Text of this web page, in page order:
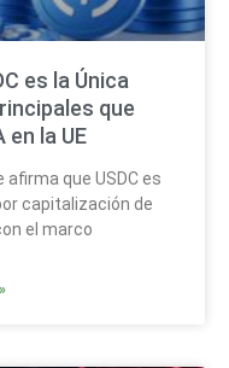
es la Única
que
en la UE
que USDC es
capitalización de
el marco